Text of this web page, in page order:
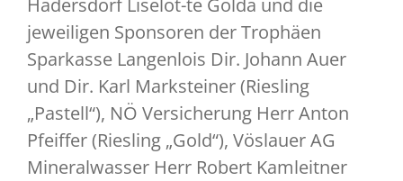
Hadersdorf Liselot-te Golda und die
jeweiligen Sponsoren der Trophäen
Sparkasse Langenlois Dir. Johann Auer
und Dir. Karl Marksteiner (Riesling
„Pastell“), NÖ Versicherung Herr Anton
Pfeiffer (Riesling „Gold“), Vöslauer AG
Mineralwasser Herr Robert Kamleitner